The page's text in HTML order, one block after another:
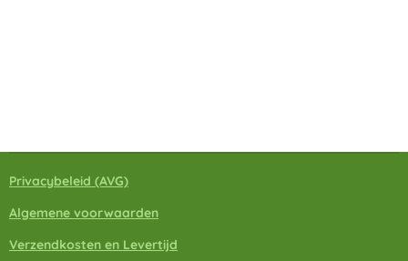
Privacybeleid (AVG)
Algemene voorwaarden
Verzendkosten en Levertijd